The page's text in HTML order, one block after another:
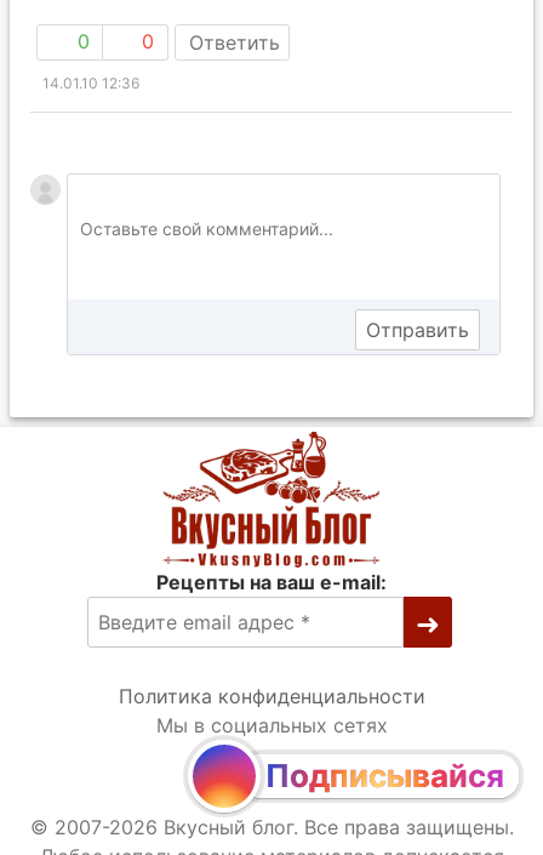
0 0 Ответить
14.01.10 12:36
Рецепты на ваш e-mail:
Политика конфиденциальности
Мы в социальных сетях
Подписывайся
© 2007-2026 Вкусный блог. Все права защищены.